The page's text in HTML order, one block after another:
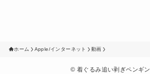
ホーム Apple/インターネット 動画
© 着ぐるみ追い剥ぎペンギン